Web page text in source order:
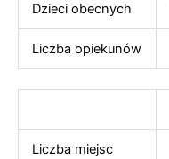
Dzieci obecnych
Liczba opiekunów
Liczba miejsc